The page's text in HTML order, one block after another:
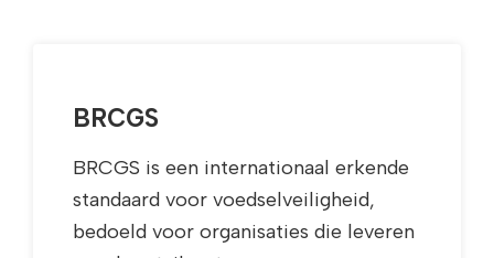
BRCGS
BRCGS is een internationaal erkende
standaard voor voedselveiligheid,
bedoeld voor organisaties die leveren